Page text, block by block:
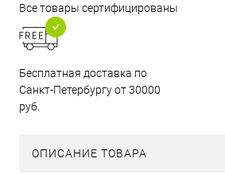
Все товары сертифицированы
Бесплатная доставка по
Санкт-Петербургу от 30000
руб.
ОПИСАНИЕ ТОВАРА